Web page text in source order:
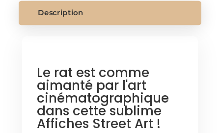
Description
Le rat est comme
aimanté par l'art
cinématographique
dans cette sublime
Affiches Street Art !